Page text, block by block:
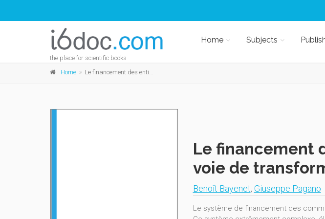
the place for scientific books
Home Subjects
Home Le financement des entités fédérées: un système en voie de transformation
Le financement
voie de
Benoît Bayenet, Giuseppe Pagano
Le système de financement des